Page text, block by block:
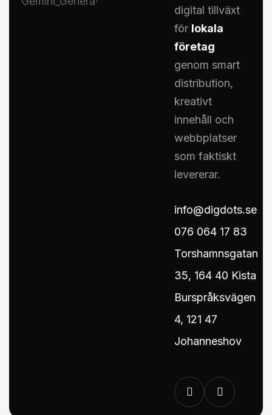
digital tillväxt
för lokala
företag
genom smart
distribution,
kreativt
innehåll och
webbplatser
som faktiskt
levererar.
info@digdots.se
076 064 17 83
Torshamnsgatan
35, 164 40 Kista
Burspråksvägen
4, 121 47
Johanneshov